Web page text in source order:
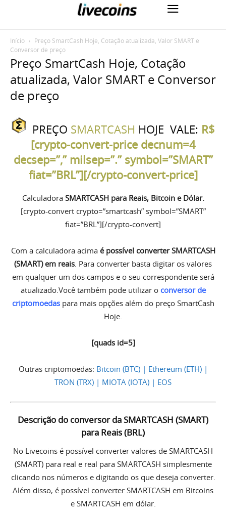
Início
Preço SmartCash Hoje, Cotação atualizada, Valor SMART e
Conversor de preço
Preço SmartCash Hoje, Cotação
atualizada, Valor SMART e Conversor
de preço
PREÇO SMARTCASH HOJE VALE: R$
[crypto-convert-price decnum=4
decsep=”,” milsep=”.” symbol=”SMART”
fiat=”BRL”][/crypto-convert-price]
Calculadora SMARTCASH para Reais, Bitcoin e Dólar.
[crypto-convert crypto=”smartcash” symbol=”SMART”
fiat=”BRL”][/crypto-convert]
Com a calculadora acima é possível converter SMARTCASH
(SMART) em reais. Para converter basta digitar os valores
em qualquer um dos campos e o seu correspondente será
atualizado.Você também pode utilizar o conversor de
criptomoedas para mais opções além do preço SmartCash
Hoje.
[quads id=5]
Outras criptomoedas: Bitcoin (BTC) | Ethereum (ETH) |
TRON (TRX) | MIOTA (IOTA) | EOS
Descrição do conversor da SMARTCASH (SMART)
para Reais (BRL)
No Livecoins é possível converter valores de SMARTCASH
(SMART) para real e real para SMARTCASH simplesmente
clicando nos números e digitando os que deseja converter.
Além disso, é possível converter SMARTCASH em Bitcoins
e SMARTCASH em dólar.